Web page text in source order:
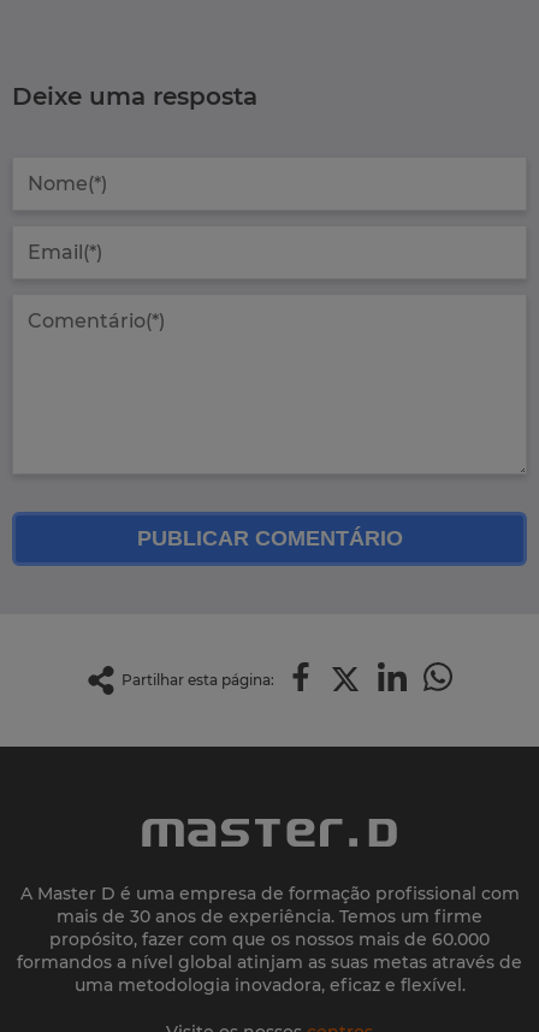
Deixe uma resposta
PUBLICAR COMENTÁRIO
Partilhar esta página:
A Master D é uma empresa de formação profissional com
mais de 30 anos de experiência. Temos um firme
propósito, fazer com que os nossos mais de 60.000
formandos a nível global atinjam as suas metas através de
uma metodologia inovadora, eficaz e flexível.